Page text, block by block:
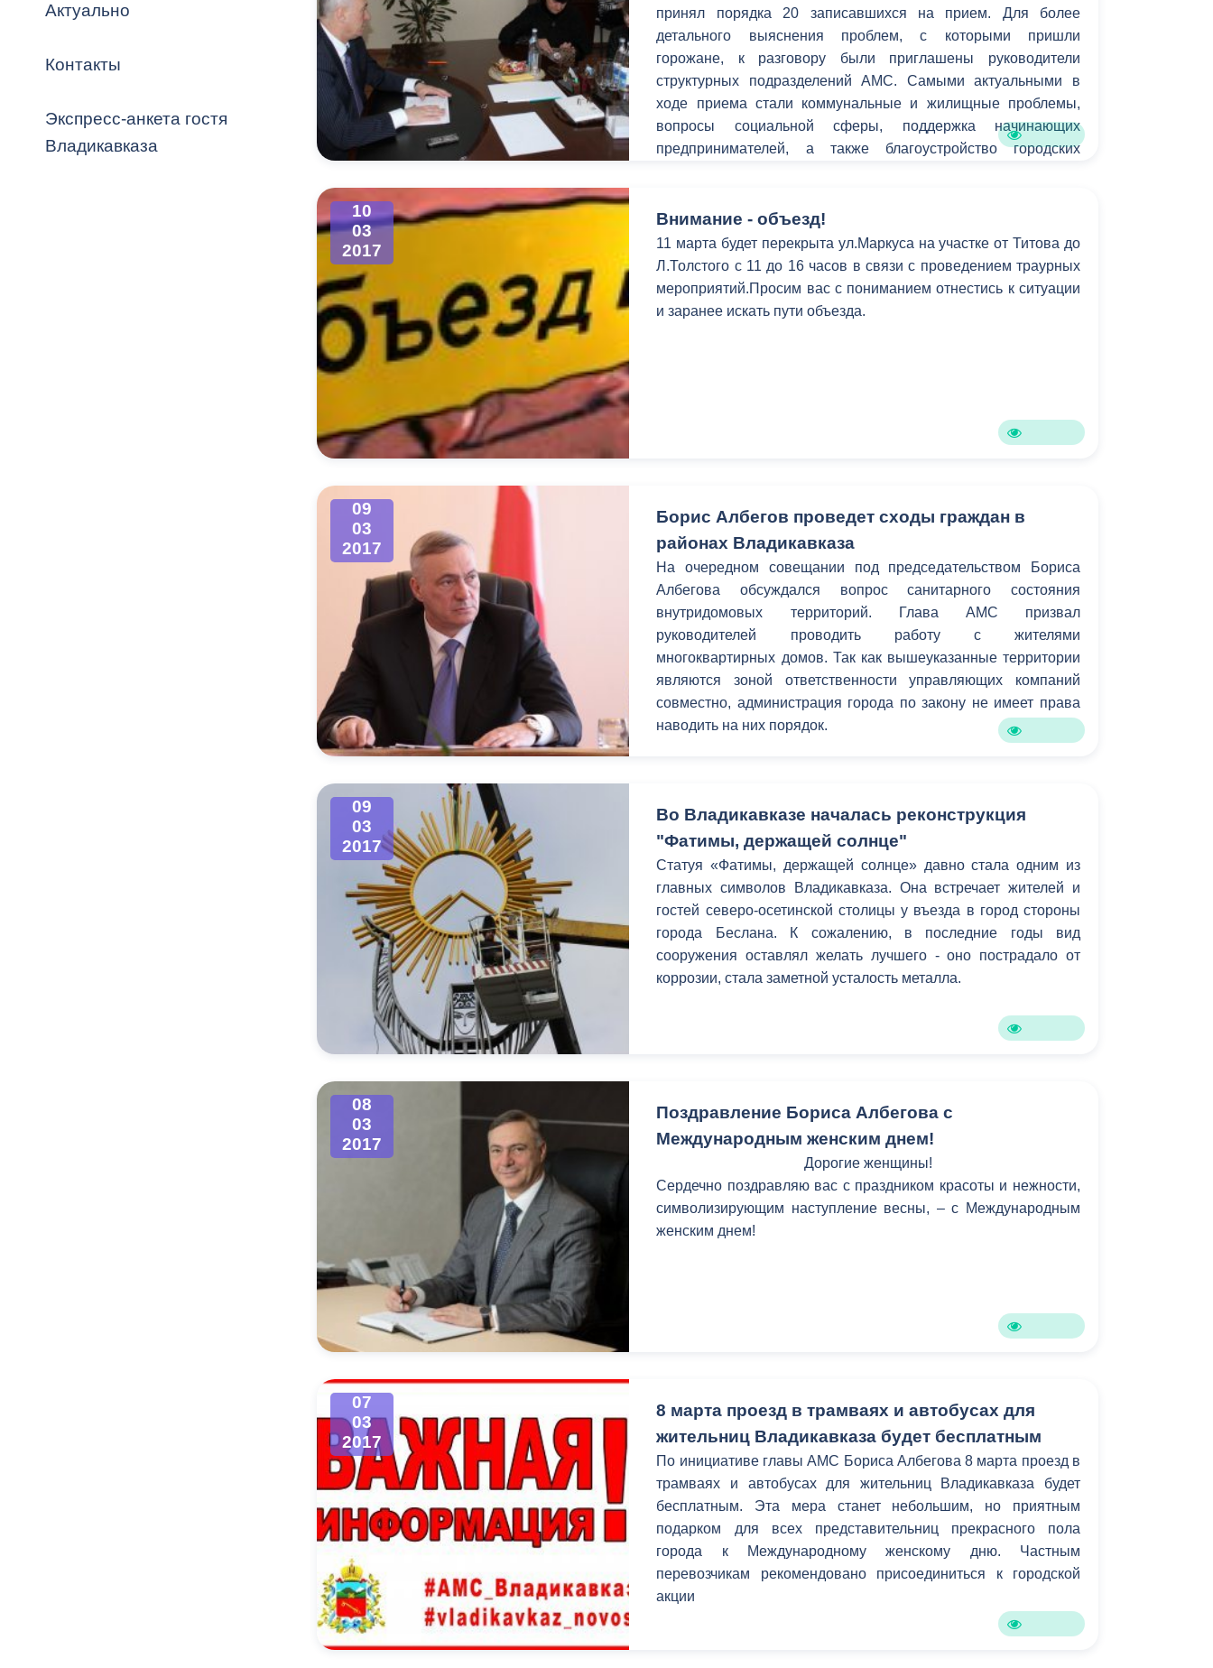
Владикавказ
Распоряжения, постановления Кадровая политика Противодействие коррупции
ОРВ и экспертиза НПА Контактная информация Градостроительная деятельность
Оценка деятельности органов
местного самоуправления
Списки граждан, состоящих на
учете в качестве нуждающихся в
улучшении жилищных условий по
Формирование комфортной
городской среды
Открытые данные
Общественное обсуждение
документов стратегического
планирования
Гражданская оборона в
чрезвычайных ситуациях
Незаконное строительство
Информация о результатах
проверок
Порядок обжалования решений и
действий органов местного
самоуправления
Муниципальный контроль Выборы 2026
Актуально
Контакты
Экспресс-анкета гостя
Владикавказа
принял порядка 20 записавшихся на прием. Для более
детального выяснения проблем, с которыми пришли
горожане, к разговору были приглашены руководители
структурных подразделений АМС. Самыми актуальными в
ходе приема стали коммунальные и жилищные проблемы,
вопросы социальной сферы, поддержка начинающих
предпринимателей, а также благоустройство городских
10
03
2017
Внимание - объезд!
11 марта будет перекрыта ул.Маркуса на участке от Титова до
Л.Толстого с 11 до 16 часов в связи с проведением траурных
мероприятий.Просим вас с пониманием отнестись к ситуации
и заранее искать пути объезда.
09
03
2017
Борис Албегов проведет сходы граждан в
районах Владикавказа
На очередном совещании под председательством Бориса
Албегова обсуждался вопрос санитарного состояния
внутридомовых территорий. Глава АМС призвал
руководителей проводить работу с жителями
многоквартирных домов. Так как вышеуказанные территории
являются зоной ответственности управляющих компаний
совместно, администрация города по закону не имеет права
наводить на них порядок.
09
03
2017
Во Владикавказе началась реконструкция
"Фатимы, держащей солнце"
Статуя «Фатимы, держащей солнце» давно стала одним из
главных символов Владикавказа. Она встречает жителей и
гостей северо-осетинской столицы у въезда в город стороны
города Беслана. К сожалению, в последние годы вид
сооружения оставлял желать лучшего - оно пострадало от
коррозии, стала заметной усталость металла.
08
03
2017
Поздравление Бориса Албегова с
Международным женским днем!
Дорогие женщины!
Сердечно поздравляю вас с праздником красоты и нежности,
символизирующим наступление весны, – с Международным
женским днем!
07
03
2017
8 марта проезд в трамваях и автобусах для
жительниц Владикавказа будет бесплатным
По инициативе главы АМС Бориса Албегова 8 марта проезд в
трамваях и автобусах для жительниц Владикавказа будет
бесплатным. Эта мера станет небольшим, но приятным
подарком для всех представительниц прекрасного пола
города к Международному женскому дню. Частным
перевозчикам рекомендовано присоединиться к городской
акции